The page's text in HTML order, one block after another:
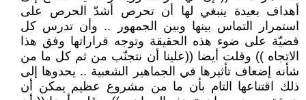
أهداف بعيدة ينبغي لها أن تحرص أشدّ الحرص على
استمرار التماس بينها وبين الجمهور .. وأن تدرس كل
قضيّة على ضوء هذه الحقيقة وتوجه قراراتها وفق هذا
الاتجاه )) وقلت أيضا ((علينا أن نتجنّب من ثم كل ما من
شأنه إضعاف تأثيرها في الجماهير الشعبية .. يحدوها إلى
ذلك اقتناعها التام بأن ما من مشروع عظيم يمكن أن